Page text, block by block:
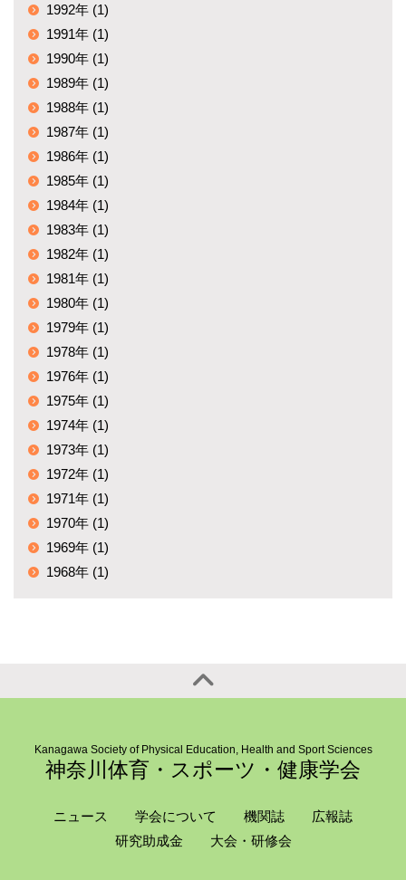
1992年 (1)
1991年 (1)
1990年 (1)
1989年 (1)
1988年 (1)
1987年 (1)
1986年 (1)
1985年 (1)
1984年 (1)
1983年 (1)
1982年 (1)
1981年 (1)
1980年 (1)
1979年 (1)
1978年 (1)
1976年 (1)
1975年 (1)
1974年 (1)
1973年 (1)
1972年 (1)
1971年 (1)
1970年 (1)
1969年 (1)
1968年 (1)
Kanagawa Society of Physical Education, Health and Sport Sciences
神奈川体育・スポーツ・健康学会
ニュース 学会について 機関誌
広報誌
研究助成金
大会・研修会